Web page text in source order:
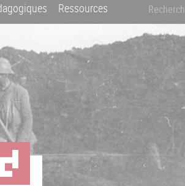
Ressources